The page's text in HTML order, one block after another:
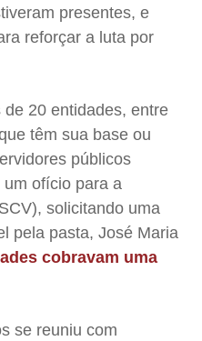
presentes, e
reforçar a luta por
20 entidades, entre
têm sua base ou
públicos
ofício para a
solicitando uma
pela pasta, José Maria
cobravam uma
se reuniu com